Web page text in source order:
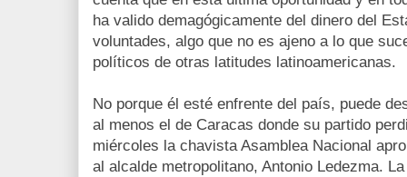
ha valido demagógicamente del dinero del
voluntades, algo que no es ajeno a lo que
políticos de otras latitudes latinoamericanas.
No porque él esté enfrente del país, puede
al menos el de Caracas donde su partido
miércoles la chavista Asamblea Nacional
al alcalde metropolitano, Antonio Ledezma.